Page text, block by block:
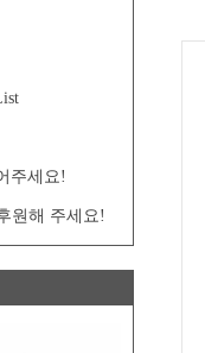
주세요!
원해 주세요!